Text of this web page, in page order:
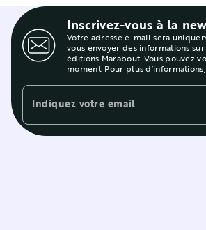
Inscrivez-vous à la
Votre adresse e-mail sera
vous envoyer des informations
éditions Marabout. Vous pouvez
moment. Pour plus
Indiquez votre email